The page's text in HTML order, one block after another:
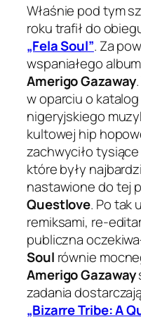
Właśnie pod tym
roku trafił do
„Fela Soul”. Za
wspaniałego
Amerigo Gazaway
w oparciu o
nigeryjskiego
kultowej hip
zachwyciło
które były
nastawione do tej
Questlove. Po tak
remiksami, re-
publiczna
Soul równie
Amerigo Gazaway
zadania
„Bizarre Tribe: A